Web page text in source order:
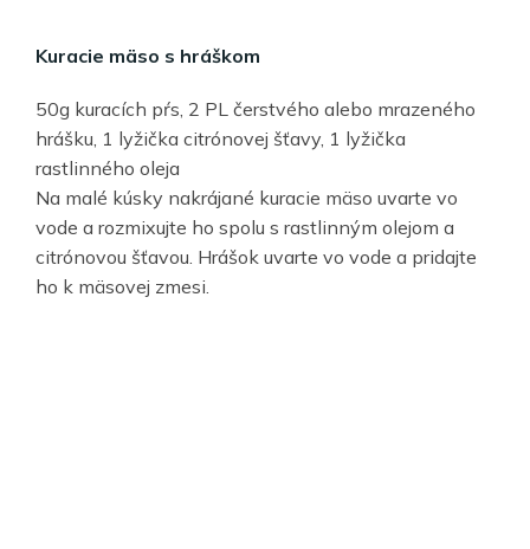
Kuracie mäso s hráškom
50g kuracích pŕs, 2 PL čerstvého alebo mrazeného
hrášku, 1 lyžička citrónovej šťavy, 1 lyžička
rastlinného oleja
Na malé kúsky nakrájané kuracie mäso uvarte vo
vode a rozmixujte ho spolu s rastlinným olejom a
citrónovou šťavou. Hrášok uvarte vo vode a pridajte
ho k mäsovej zmesi.